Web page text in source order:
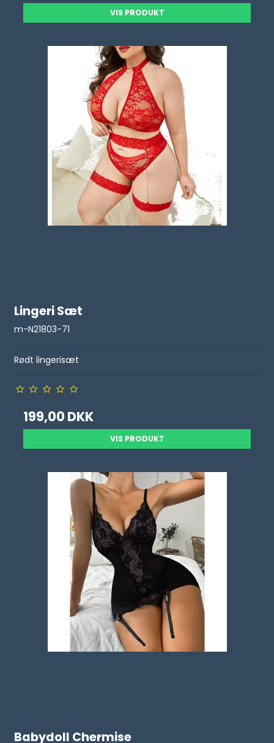
VIS PRODUKT
Lingeri Sæt
m-N21803-71
Rødt lingerisæt
199,00 DKK
VIS PRODUKT
Babydoll Chermise